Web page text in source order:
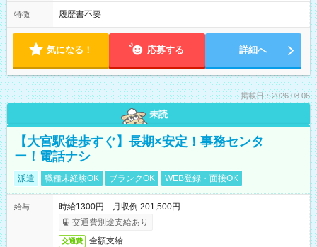
特徴 履歴書不要
気になる！ 応募する 詳細へ
掲載日：2026.08.06
未読
【大宮駅徒歩すぐ】長期×安定！事務センタ
ー！電話ナシ
派遣 職種未経験OK ブランクOK WEB登録・面接OK
給与
時給1300円 月収例 201,500円
交通費別途支給あり
交通費 全額支給